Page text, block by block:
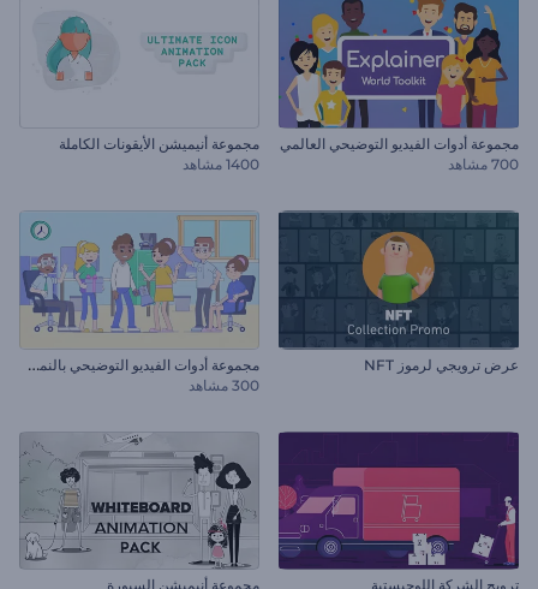
مجموعة أدوات الفيديو التوضيحي العالمي
700 مشاهد
مجموعة أنيميشن الأيقونات الكاملة
1400 مشاهد
عرض ترويجي لرموز NFT م
جموعة أدوات الفيديو التوضيحي بالنمط الخطي
300 مشاهد
ترويج الشركة اللوجيستية
مجموعة أنيميشن السبورة